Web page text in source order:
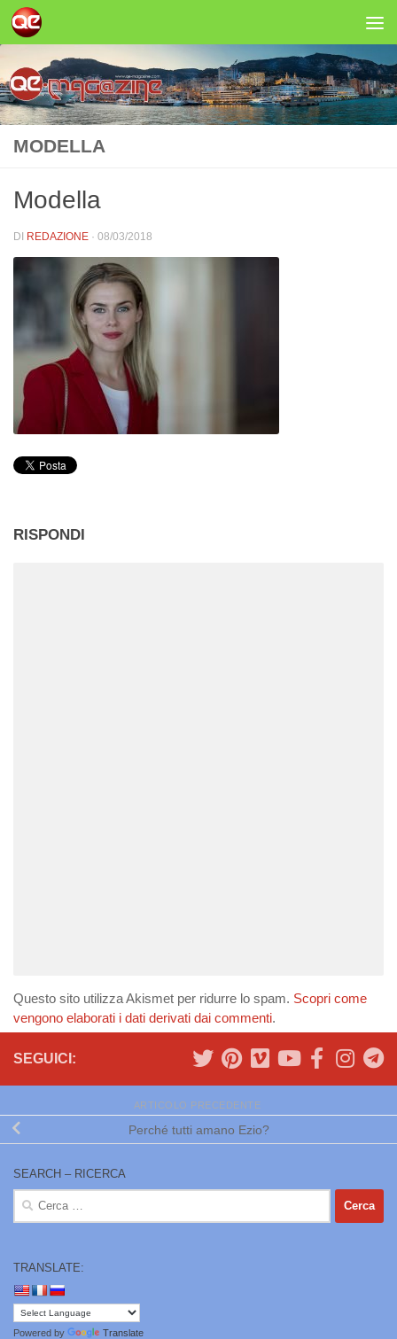
Salta al contenuto
MODELLA
Modella
DI REDAZIONE · 08/03/2018
RISPONDI
Questo sito utilizza Akismet per ridurre lo spam. Scopri come
vengono elaborati i dati derivati dai commenti.
SEGUICI:
ARTICOLO PRECEDENTE
Perché tutti amano Ezio?
SEARCH – RICERCA
Ricerca
TRANSLATE:
Powered by Translate